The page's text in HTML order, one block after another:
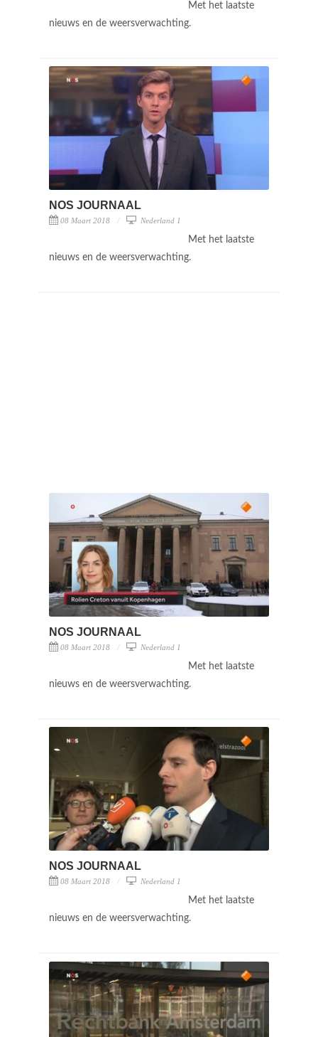
Met het laatste
nieuws en de weersverwachting.
NOS JOURNAAL
08 Maart 2018 Nederland 1
Met het laatste
nieuws en de weersverwachting.
NOS JOURNAAL
08 Maart 2018 Nederland 1
Met het laatste
nieuws en de weersverwachting.
NOS JOURNAAL
08 Maart 2018 Nederland 1
Met het laatste
nieuws en de weersverwachting.